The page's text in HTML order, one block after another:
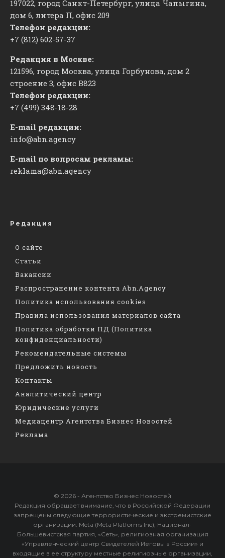
197022, город Санкт-Петербург, улица Чапыгина,
дом 6, литера П, офис 209
Телефон редакции:
+7 (812) 602-57-37
Редакция в Москве:
121596, город Москва, улица Горбунова, дом 2
строение 3, офис ​В823
Телефон редакции:
+7 (499) 348-18-28
E-mail редакции:
info@abn.agency
E-mail по вопросам рекламы:
reklama@abn.agency
Редакция
О сайте
Статьи
Вакансии
Распространение контента Abn.Agency
Политика использования cookies
Правила использования материалов сайта
Политика обработки ПД (Политика
конфиденциальности)
Рекомендательные системы
Предложить новость
Контакты
Аналитический центр
Юридические услуги
Медиацентр Агентства Бизнес Новостей
Реклама
© 2026 - Агентство Бизнес Новостей
Редакция обращает внимание, что в Российской Федерации
запрещены следующие террористические и экстремистские
организации: Meta (Meta Platforms Inc), Национал-
Большевистская партия, «Сеть», религиозная организация
«Управленческий центр Свидетелей Иеговы в России» и
входящие в ее структуру местные религиозные организации,